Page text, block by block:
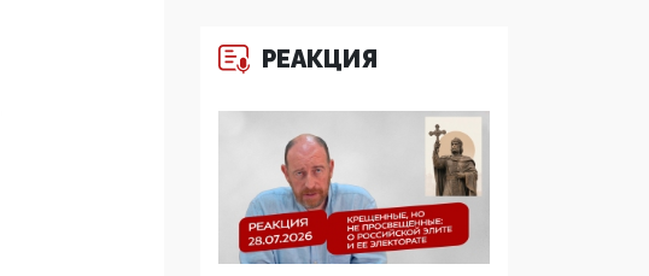
будущего»
Симулякр патриотизма
и благолепия:
профилактика негатива
среди молодежи снова
отдана на откуп
«движперам»
РЕАКЦИЯ